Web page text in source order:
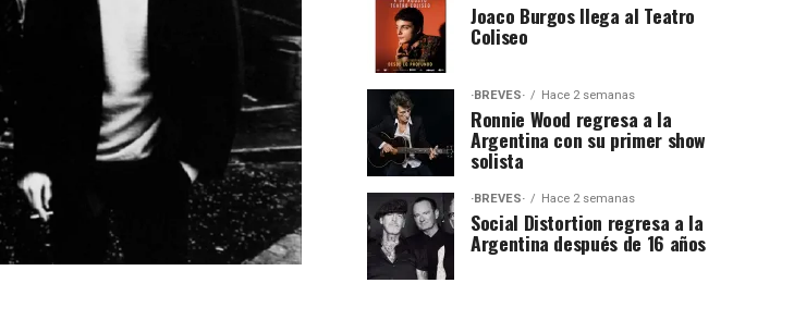
Joaco Burgos llega al Teatro
Coliseo
·BREVES· Hace 2 semanas
Ronnie Wood regresa a la
Argentina con su primer show
solista
·BREVES· Hace 2 semanas
Social Distortion regresa a la
Argentina después de 16 años